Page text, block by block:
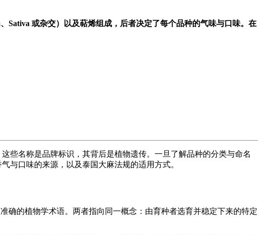
Sativa 或杂交）以及萜烯组成，后者决定了每个品种的气味与口味。在
这些名称是品牌标识，其背后是植物遗传。一旦了解品种的分类与命名
与口味的来源，以及泰国大麻法规的适用方式。
确的植物学术语。两者指向同一概念：由育种者选育并稳定下来的特定